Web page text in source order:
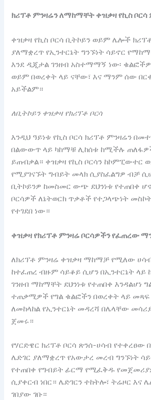
ክሪፕቶ ምንዛሬን ለማከማቸት ቀዝቃዛ የኪስ ቦርሳ
ቀዝቃዛ የኪስ ቦርሳ ቢትኮይን ወይም ሌሎች
ያለማቋረጥ የኢንተርኔት ግንኙነት ሳይኖር
እንደ ዲጂታል ገንዘብ አስተማማኝ ነው፡
ወይም በወረቀት ላይ ናቸው፣ እና ማንም ሰው
አይችልም።
ለቢትኮይን ቀዝቃዛ የክሪፕቶ ቦርሳ
እንዲህ ዓይነቱ የኪስ ቦርሳ ክሪፕቶ ምንዛሬን
በልውውጥ ላይ ካከማቹ ሊከሰቱ ከሚችሉ
ይጠብቃል። ቀዝቃዛ የኪስ ቦርሳን ከኮምፒውተር
የሚያገናኙት ግብይት መላክ ሲያስፈልግዎ ብቻ
ቢትኮይንዎ ከመስመር ውጭ ደህንነቱ የተጠበቀ
ቦርሳዎች ለኔትወርክ ጥቃቶች የተጋላጭነት
የተገደበ ነው።
ቀዝቃዛ የክሪፕቶ ምንዛሬ ቦርሳዎችን የፈጠረው
ለክሪፕቶ ምንዛሬ ቀዝቃዛ ማከማቻ የሚለው
ከተፈጠረ ብዙም ሳይቆይ ሲሆን በኢንተርኔት ላይ
ገንዘብ ማከማቸት ደህንነቱ የተጠበቀ እንዳልሆነ
ተጠቃሚዎች የግል ቁልፎችን በወረቀት ላይ
ለመከላከል የኢንተርኔት መዳረሻ በሌላቸው
ጀመሩ።
የሃርድዌር ክሪፕቶ ቦርሳ ጽንሰ-ሀሳብ የተቀረፀው
ሌድገር ያለማቋረጥ የአውታረ መረብ ግንኙነት
የተጠበቀ የግብይት ፊርማ የሚፈቅዱ
ሲያቀርብ ነበር። ሌድገርን ተከትሎ፣ ትሬዞር
ገበያው ገቡ።